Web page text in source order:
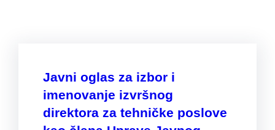
Javni oglas za izbor i
imenovanje izvršnog
direktora za tehničke poslove